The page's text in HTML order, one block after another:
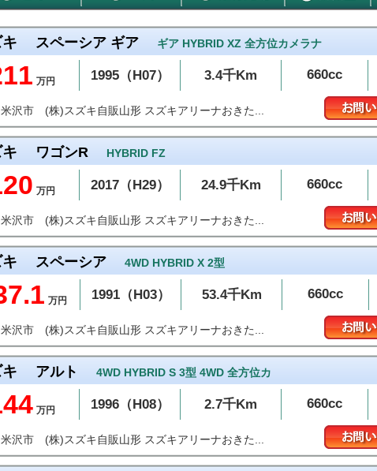
スペーシア ギア ギア HYBRID XZ 全方位カメラナ
万円 1995（H07） 3.4千Km 660cc
沢市 (株)スズキ自販山形 スズキアリーナおきた...
ワゴンR HYBRID FZ
万円 2017（H29） 24.9千Km 660cc
沢市 (株)スズキ自販山形 スズキアリーナおきた...
スペーシア 4WD HYBRID X 2型
万円 1991（H03） 53.4千Km 660cc
沢市 (株)スズキ自販山形 スズキアリーナおきた...
アルト 4WD HYBRID S 3型 4WD 全方位カ
万円 1996（H08） 2.7千Km 660cc
沢市 (株)スズキ自販山形 スズキアリーナおきた...